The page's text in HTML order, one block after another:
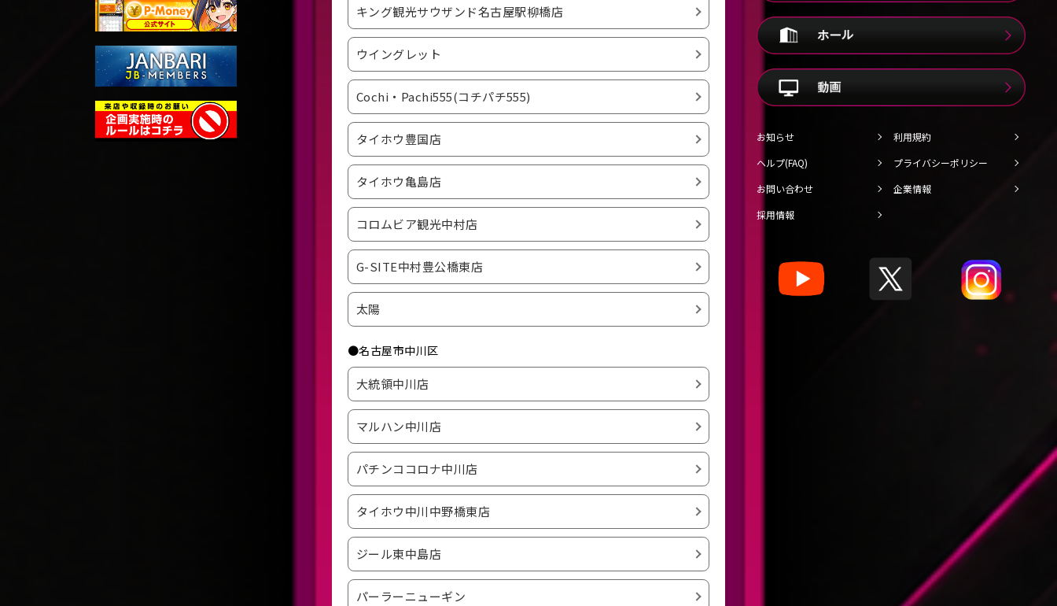
キング観光サウザンド名古屋駅柳橋店
ウイングレット
Cochi・Pachi555(コチパチ555)
タイホウ豊国店
タイホウ亀島店
コロムビア観光中村店
G-SITE中村豊公橋東店
太陽
●名古屋市中川区
大統領中川店
マルハン中川店
パチンココロナ中川店
タイホウ中川中野橋東店
ジール東中島店
パーラーニューギン
お知らせ
利用規約
ヘルプ(FAQ)
プライバシーポリシー
お問い合わせ
企業情報
採用情報